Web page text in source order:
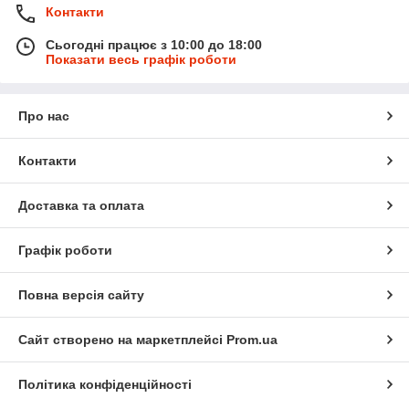
Контакти
Сьогодні працює з 10:00 до 18:00
Показати весь графік роботи
Про нас
Контакти
Доставка та оплата
Графік роботи
Повна версія сайту
Сайт створено на маркетплейсі Prom.ua
Політика конфіденційності